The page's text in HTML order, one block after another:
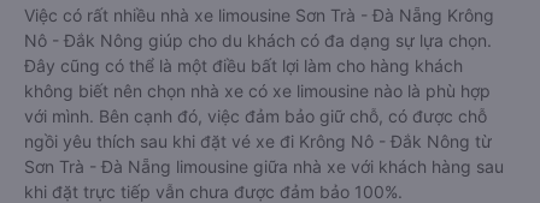
Việc có rất nhiều nhà xe limousine Sơn Trà - Đà Nẵng Krông
Nô - Đắk Nông giúp cho du khách có đa dạng sự lựa chọn.
Đây cũng có thể là một điều bất lợi làm cho hàng khách
không biết nên chọn nhà xe có xe limousine nào là phù hợp
với mình. Bên cạnh đó, việc đảm bảo giữ chỗ, có được chỗ
ngồi yêu thích sau khi đặt vé xe đi Krông Nô - Đắk Nông từ
Sơn Trà - Đà Nẵng limousine giữa nhà xe với khách hàng sau
khi đặt trực tiếp vẫn chưa được đảm bảo 100%.